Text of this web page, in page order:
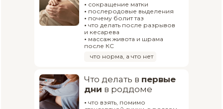
что норма, а что нет
• сокращение матки
• послеродовые выделения
• почему болит таз
• что делать после разрывов
и кесарева
• массаж живота и шрама
после КС
• что взять, помимо
Что делать в первые
дни в роддоме